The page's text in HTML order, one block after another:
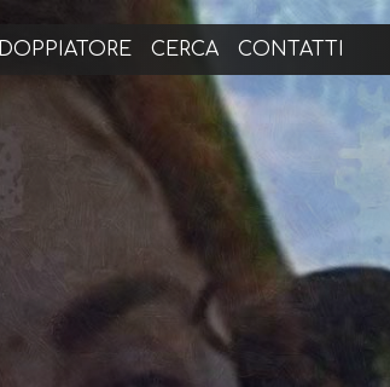
DOPPIATORE CERCA CONTATTI